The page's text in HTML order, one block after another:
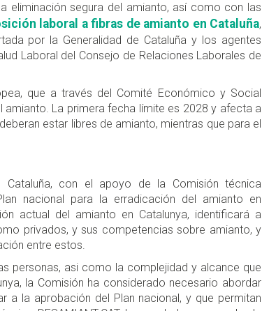
eliminación segura del amianto, así como con las
laboral a fibras de amianto en Cataluña,
por la Generalidad de Cataluña y los agentes
Laboral del Consejo de Relaciones Laborales de
que a través del Comité Económico y Social
amianto. La primera fecha límite es 2028 y afecta a
estar libres de amianto, mientras que para el
con el apoyo de la Comisión técnica
nacional para la erradicación del amianto en
actual del amianto en Catalunya, identificará a
privados, y sus competencias sobre amianto, y
entre estos.
personas, asi como la complejidad y alcance que
la Comisión ha considerado necesario abordar
a la aprobación del Plan nacional, y que permitan